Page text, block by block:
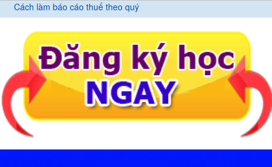
Cách làm báo cáo thuế theo quý